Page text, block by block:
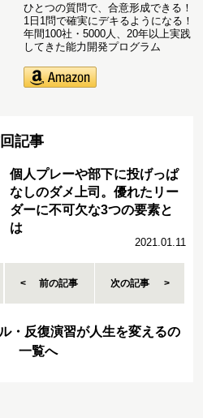
ひとつの質問で、合意形成できる！
1日1問で確実にデキるようになる！
年間100社・5000人、20年以上実践
してきた能力開発プログラム
記事
個人プレーや部下に投げっぱ
なしのダメ上司。優れたリー
ダーに不可欠な3つの要素と
は
2021.01.11
前の記事 次の記事
・反復演習が人生を変えるの
一覧へ